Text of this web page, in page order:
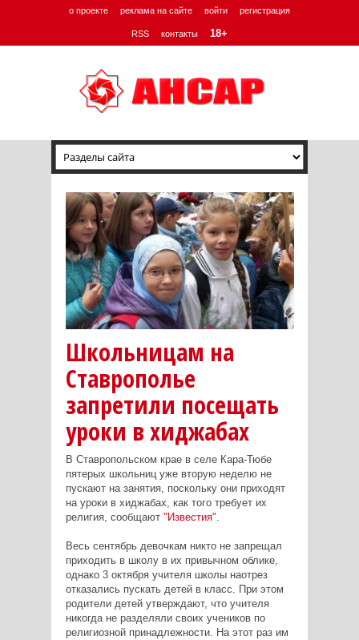
о проекте реклама на сайте войти регистрация
RSS контакты 18+
Школьницам на
Ставрополье
запретили посещать
уроки в хиджабах
В Ставропольском крае в селе Кара-Тюбе
пятерых школьниц уже вторую неделю не
пускают на занятия, поскольку они приходят
на уроки в хиджабах, как того требует их
религия, сообщают "Известия".
Весь сентябрь девочкам никто не запрещал
приходить в школу в их привычном облике,
однако 3 октября учителя школы наотрез
отказались пускать детей в класс. При этом
родители детей утверждают, что учителя
никогда не разделяли своих учеников по
религиозной принадлежности. На этот раз им